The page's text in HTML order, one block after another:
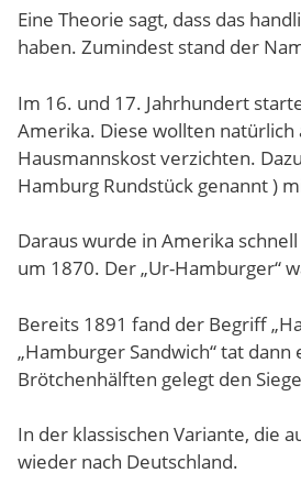
Eine Theorie sagt, dass das
haben. Zumindest stand der
Im 16. und 17. Jahrhundert
Amerika. Diese wollten
Hausmannskost verzichten.
Hamburg Rundstück genannt )
Daraus wurde in Amerika
um 1870. Der „Ur-Hamburger“
Bereits 1891 fand der Begriff
„Hamburger Sandwich“ tat
Brötchenhälften gelegt den
In der klassischen Variante, die
wieder nach Deutschland.